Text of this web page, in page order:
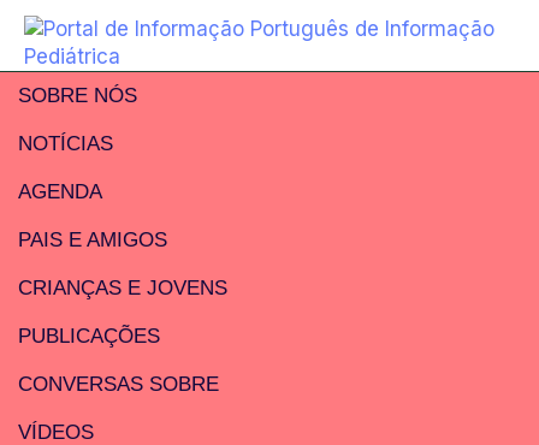
SOBRE NÓS
NOTÍCIAS
AGENDA
PAIS E AMIGOS
CRIANÇAS E JOVENS
PUBLICAÇÕES
CONVERSAS SOBRE
VÍDEOS